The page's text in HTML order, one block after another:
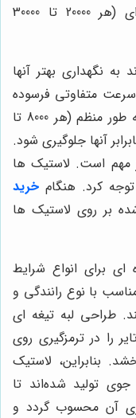
زوایای فرمان باید به طور دوره‌ای (هر 20000 تا 30000
نگهداری بهتر آنها
متفاوتی فرسوده
می شوند. بنابراین باید لاستیک ها را به طور منظم (هر 8000 تا
آنها جلوگیری شود.
مهم است. لاستیک ها
کرد. هنگام خرید
بر روی لاستیک ها
برای انواع شرایط
با نوع رانندگی و
طراحی لبه تیغه ای
را در ترمزگیری روی
بنابراین، لاستیک
تولید شده‌اند تا
آن محسوب گردد و